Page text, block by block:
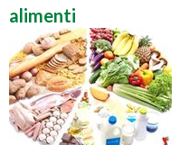
alimenti